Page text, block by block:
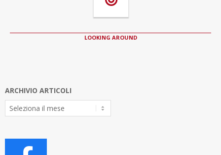
LOOKING AROUND
ARCHIVIO ARTICOLI
Archivio
Articoli